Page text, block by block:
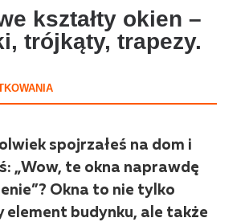
kształty okien –
trójkąty, trapezy.
spojrzałeś na dom i
„Wow, te okna naprawdę
Okna to nie tylko
element budynku, ale także